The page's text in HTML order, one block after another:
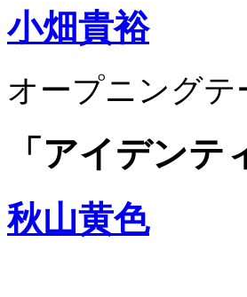
小畑貴裕
オープニングテ
「アイデンテ
秋山黄色